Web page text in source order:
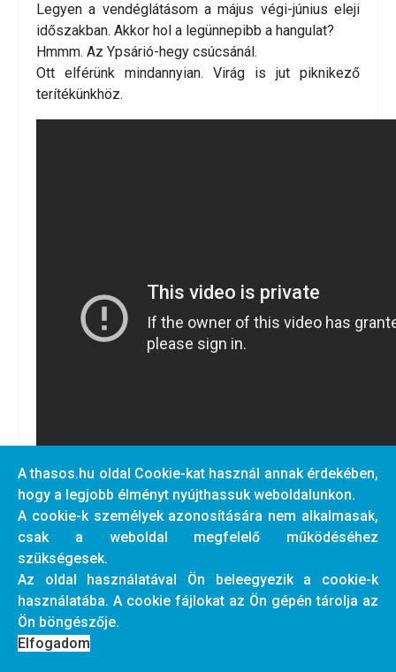
Legyen a vendéglátásom a május végi-június eleji
időszakban. Akkor hol a legünnepibb a hangulat?
Hmmm. Az Ypsárió-hegy csúcsánál.
Ott elférünk mindannyian. Virág is jut piknikező
terítékünkhöz.
(A videófelvétel a Thassosi Gyalogtúra Szövetség
Nagyon szépen köszönöm mindenkinek a
megemlékezést.
A thasos.hu oldal Cookie-kat használ annak érdekében,
hogy a legjobb élményt nyújthassuk weboldalunkon.
A cookie-k személyek azonosítására nem alkalmasak,
csak a weboldal megfelelő működéséhez
szükségesek.
Az oldal használatával Ön beleegyezik a cookie-k
használatába. A cookie fájlokat az Ön gépén tárolja az
Ön böngészője.
Elfogadom